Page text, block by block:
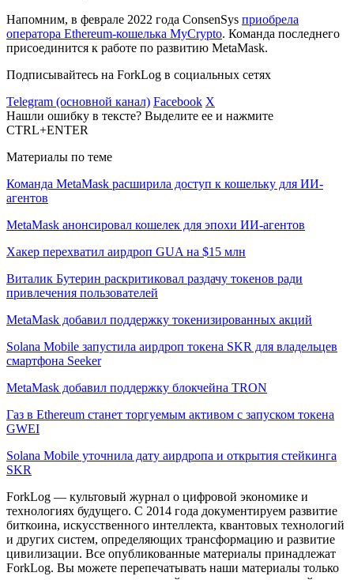
Напомним, в феврале 2022 года ConsenSys приобрела
оператора Ethereum-кошелька MyCrypto. Команда последнего
присоединится к работе по развитию MetaMask.
Подписывайтесь на ForkLog в социальных сетях
Telegram (основной канал) Facebook X
Нашли ошибку в тексте? Выделите ее и нажмите
CTRL+ENTER
Материалы по теме
Команда MetaMask расширила доступ к кошельку для ИИ-
агентов
MetaMask анонсировал кошелек для эпохи ИИ-агентов
Хакер перехватил аирдроп GUA на $15 млн
Виталик Бутерин раскритиковал раздачу токенов ради
привлечения пользователей
MetaMask добавил поддержку токенизированных акций
Solana Mobile запустила аирдроп токена SKR для владельцев
смартфона Seeker
MetaMask добавил поддержку блокчейна TRON
Газ в Ethereum станет торгуемым активом с запуском токена
GWEI
Solana Mobile уточнила дату аирдропа и открытия стейкинга
SKR
ForkLog — культовый журнал о цифровой экономике и
технологиях будущего. С 2014 года документируем развитие
биткоина, искусственного интеллекта, квантовых технологий
и других систем, определяющих трансформацию и развитие
цивилизации. Все опубликованные материалы принадлежат
ForkLog. Вы можете перепечатывать наши материалы только